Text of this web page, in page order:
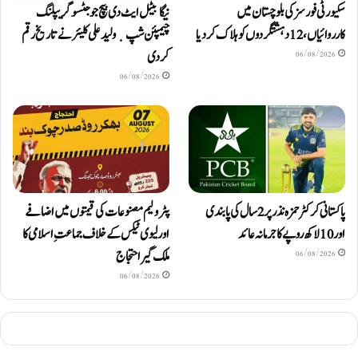
سکیورٹی فورسز کی بلوچستان میں
کارروائیاں، 12 دہشتگردوں کو ہلاک کردیا
06/08/2026
نیگا بیٹل ایٹ دی بیچ جوجٹسو گریپلنگ
چیمپئن شپ ٜ ولید علی کلیئر نے تاریخ رقم
کر دی
06/08/2026
پاکستانی کرکٹر حمزہ نذر پر 2 سال کی پابندی
اور 10 لاکھ روپےکا جرمانہ عائد
06/08/2026
پٹرولیم مصنوعات کی قیمتوں میں اضافے
اور لیوی ٹیکس کے خلاف جماعتِ اسلامی کا
ملک گیر احتجاج
06/08/2026